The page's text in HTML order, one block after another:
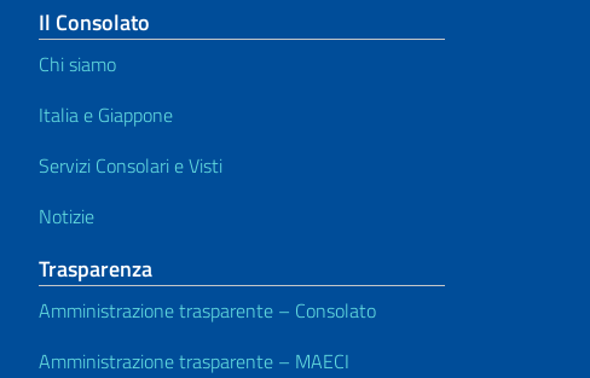
Il Consolato
Chi siamo
Italia e Giappone
Servizi Consolari e Visti
Notizie
Trasparenza
Amministrazione trasparente – Consolato
Amministrazione trasparente – MAECI